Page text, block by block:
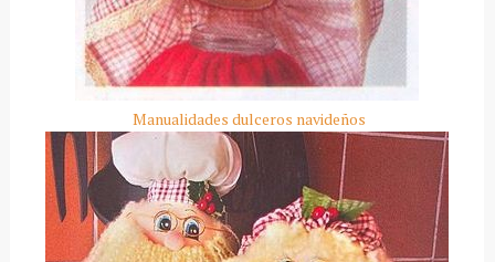
Manualidades dulceros navideños